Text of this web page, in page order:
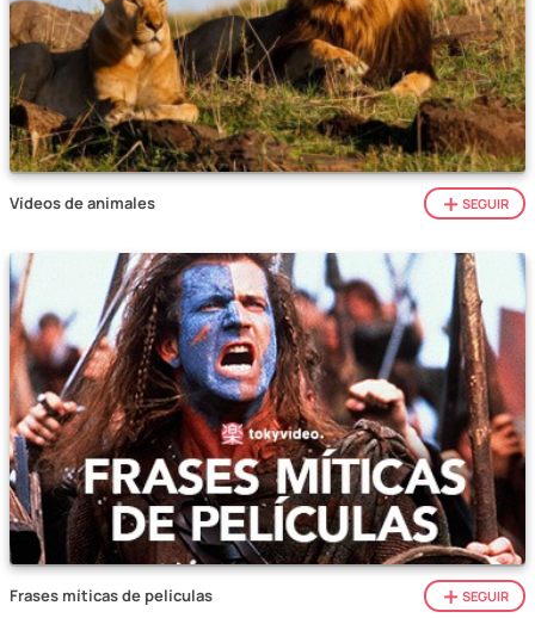
Vídeos de animales SEGUIR
Frases míticas de películas SEGUIR